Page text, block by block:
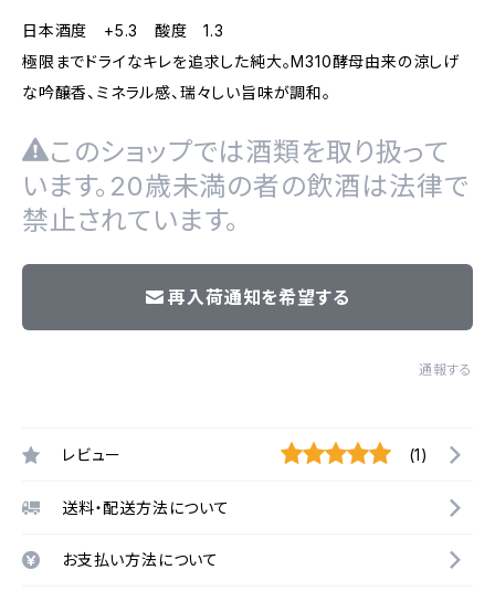
日本酒度 +5.3 酸度 1.3
極限までドライなキレを追求した純大。M310酵母由来の涼しげ
な吟醸香、ミネラル感、瑞々しい旨味が調和。
このショップでは酒類を取り扱って
います。20歳未満の者の飲酒は法律で
禁止されています。
再入荷通知を希望する
通報する
レビュー (1)
送料・配送方法について
お支払い方法について